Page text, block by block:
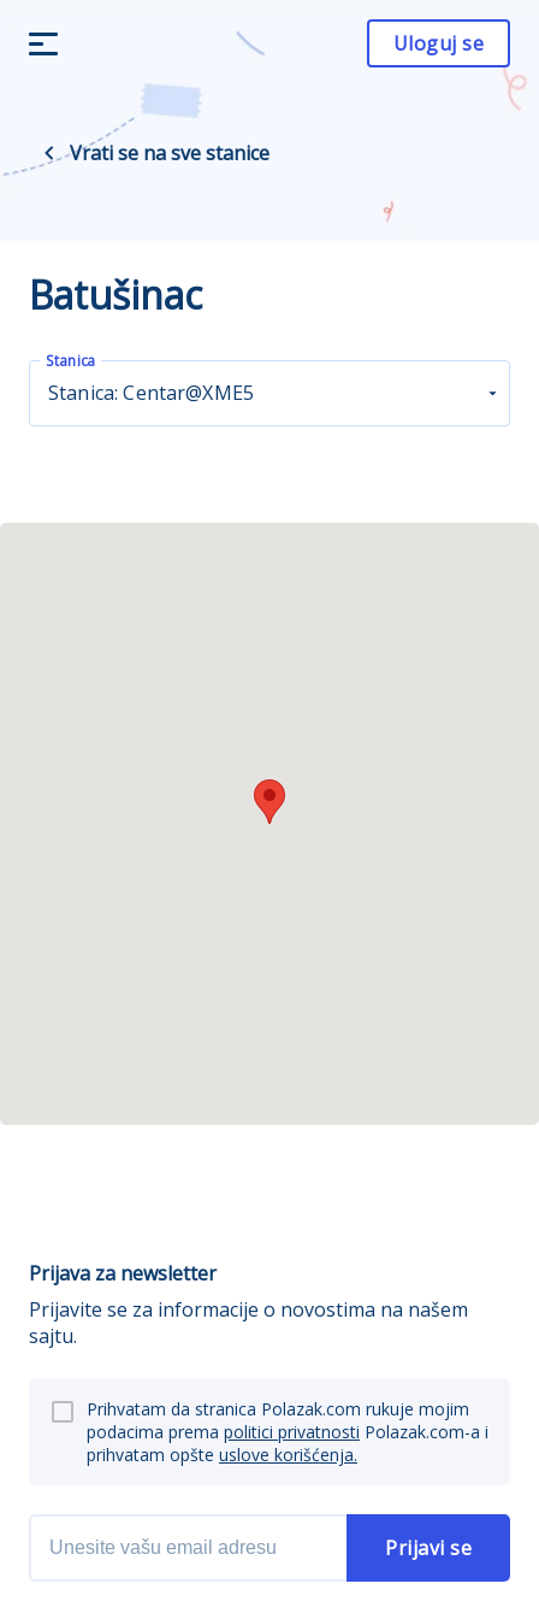
Uloguj se
Vrati se na sve stanice
Batušinac
Stanica
Stanica: Centar@XME5
Prijava za newsletter
Prijavite se za informacije o novostima na našem
sajtu.
Prihvatam da stranica Polazak.com rukuje mojim
podacima prema politici privatnosti Polazak.com-a i
prihvatam opšte uslove korišćenja.
Prijavi se